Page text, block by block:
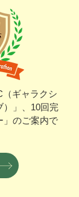
ギャラクシ
）」、10回完
」のご案内で